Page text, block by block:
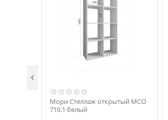
Мори Стеллаж открытый МСО
710.1 белый
